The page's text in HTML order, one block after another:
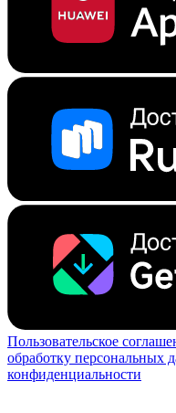
Пользовательское
обработку персональных
конфиденциальности